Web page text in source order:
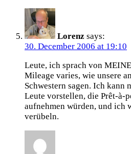
Lorenz says:
30. December 2006 at 19:10
Leute, ich sprach von
Mileage varies, wie unsere
Schwestern sagen. Ich kann
Leute vorstellen, die Prêt-à-
aufnehmen würden, und ich
verübeln.